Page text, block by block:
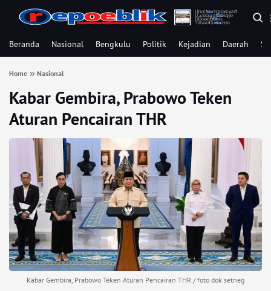
Beranda Nasional Bengkulu Politik Kejadian Daerah
Home Nasional
Kabar Gembira, Prabowo Teken
Aturan Pencairan THR
Kabar Gembira, Prabowo Teken Aturan Pencairan THR / foto dok setneg